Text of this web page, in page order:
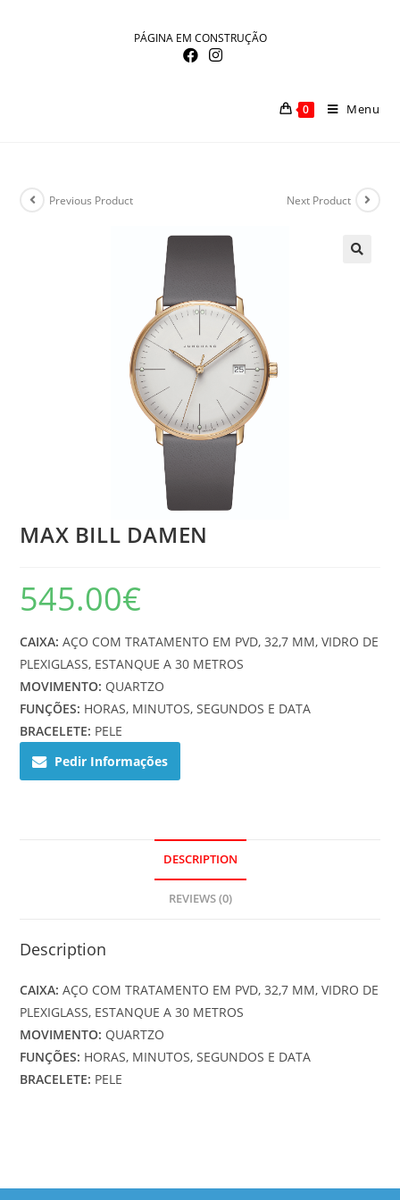
PÁGINA EM CONSTRUÇÃO
0 Menu
Previous Product Next Product
MAX BILL DAMEN
545.00€
CAIXA: AÇO COM TRATAMENTO EM PVD, 32,7 MM, VIDRO DE
PLEXIGLASS, ESTANQUE A 30 METROS
MOVIMENTO: QUARTZO
FUNÇÕES: HORAS, MINUTOS, SEGUNDOS E DATA
BRACELETE: PELE
Pedir Informações
DESCRIPTION
REVIEWS (0)
Description
CAIXA: AÇO COM TRATAMENTO EM PVD, 32,7 MM, VIDRO DE
PLEXIGLASS, ESTANQUE A 30 METROS
MOVIMENTO: QUARTZO
FUNÇÕES: HORAS, MINUTOS, SEGUNDOS E DATA
BRACELETE: PELE